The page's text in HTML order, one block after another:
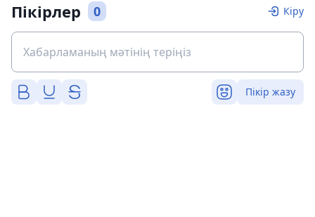
Пікірлер 0 Кіру
Пікір жазу